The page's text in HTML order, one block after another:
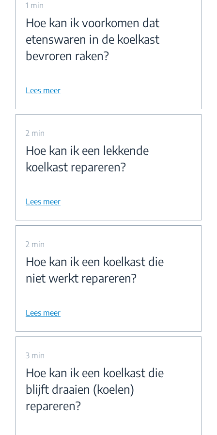
1 min
Hoe kan ik voorkomen dat
etenswaren in de koelkast
bevroren raken?
Lees meer
2 min
Hoe kan ik een lekkende
koelkast repareren?
Lees meer
2 min
Hoe kan ik een koelkast die
niet werkt repareren?
Lees meer
3 min
Hoe kan ik een koelkast die
blijft draaien (koelen)
repareren?